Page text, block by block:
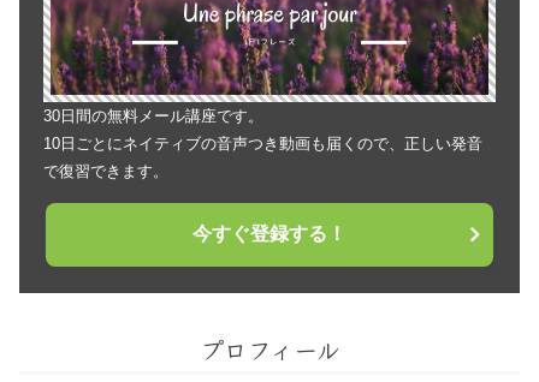
30日間の無料メール講座です。
10日ごとにネイティブの音声つき動画も届くので、正しい発音
で復習できます。
今すぐ登録する！
プロフィール